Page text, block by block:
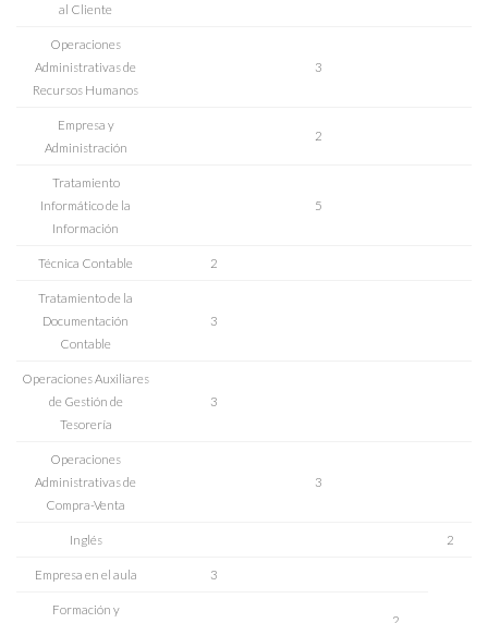
al Cliente
Operaciones
Administrativas de
Recursos Humanos
3
Empresa y
Administración
2
Tratamiento
Informático de la
Información
5
Técnica Contable 2
Tratamiento de la
Documentación
Contable
3
Operaciones Auxiliares
de Gestión de
Tesorería
3
Operaciones
Administrativas de
Compra-Venta
3
Inglés 2
Empresa en el aula 3
Formación y
2